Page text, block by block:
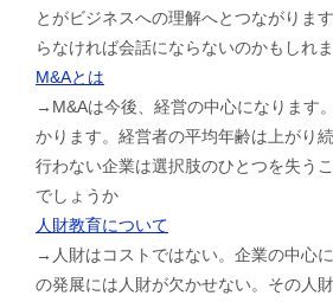
とがビジネスへの理解へとつながりま
らなければ会話にならないのかもしれ
M&Aとは
→M&Aは今後、経営の中心になります
かります。経営者の平均年齢は上がり
行わない企業は選択肢のひとつを失う
でしょうか
人財教育について
→人財はコストではない。企業の中心
の発展には人財が欠かせない。その人